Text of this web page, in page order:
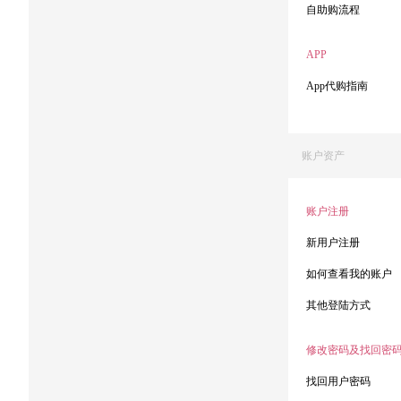
自助购流程
APP
App代购指南
账户资产
账户注册
新用户注册
如何查看我的账户
其他登陆方式
修改密码及找回密
找回用户密码